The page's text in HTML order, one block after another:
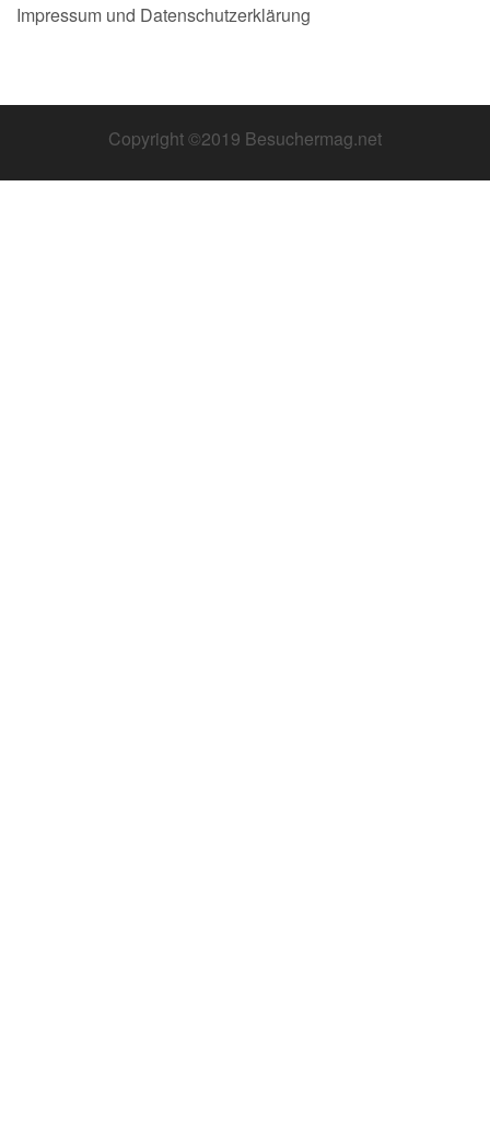
Impressum und Datenschutzerklärung
Copyright ©2019 Besuchermag.net